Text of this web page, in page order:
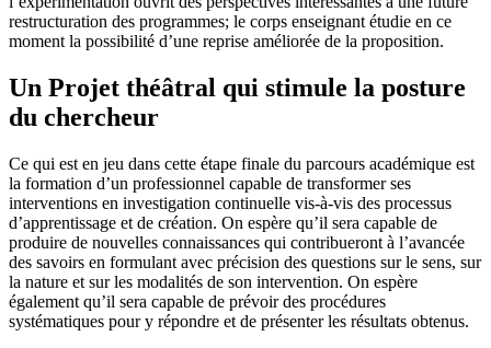
restructuration des programmes; le corps enseignant étudie en ce
moment la possibilité d’une reprise améliorée de la proposition.
Un Projet théâtral qui stimule la posture
du chercheur
Ce qui est en jeu dans cette étape finale du parcours académique est
la formation d’un professionnel capable de transformer ses
interventions en investigation continuelle vis-à-vis des processus
d’apprentissage et de création. On espère qu’il sera capable de
produire de nouvelles connaissances qui contribueront à l’avancée
des savoirs en formulant avec précision des questions sur le sens, sur
la nature et sur les modalités de son intervention. On espère
également qu’il sera capable de prévoir des procédures
systématiques pour y répondre et de présenter les résultats obtenus.